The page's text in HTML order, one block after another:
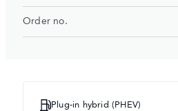
Order no.
Plug-in hybrid (PHEV)